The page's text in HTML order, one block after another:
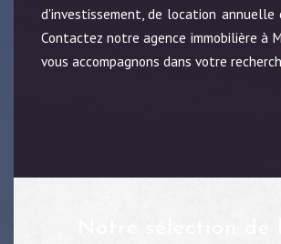
d'investissement, de location annuelle
Contactez notre agence immobilière à
vous accompagnons dans votre